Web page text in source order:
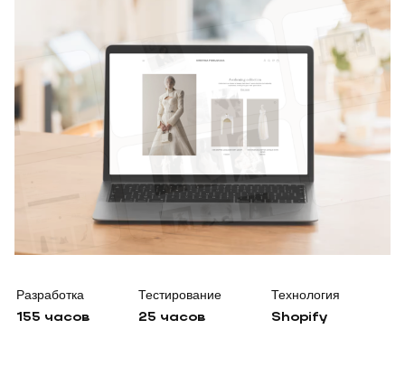
Разработка
155 часов
Тестирование
25 часов
Технология
Shopify